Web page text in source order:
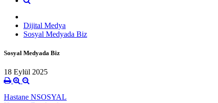
Dijital Medya
Sosyal Medyada Biz
Sosyal Medyada Biz
18 Eylül 2025
Hastane NSOSYAL